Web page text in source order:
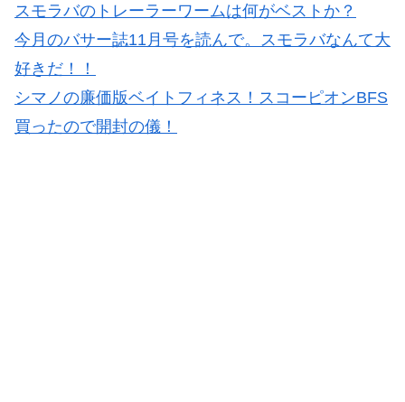
スモラバのトレーラーワームは何がベストか？
今月のバサー誌11月号を読んで。スモラバなんて大
好きだ！！
シマノの廉価版ベイトフィネス！スコーピオンBFS
買ったので開封の儀！